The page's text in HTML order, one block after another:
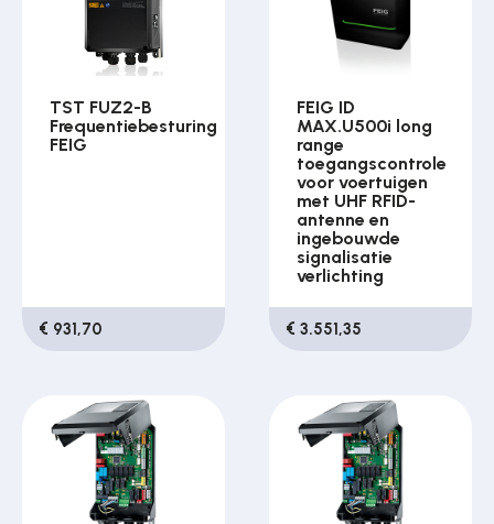
TST FUZ2-B
Frequentiebesturing
FEIG
€ 931,70
FEIG ID
MAX.U500i long
range
toegangscontrole
voor voertuigen
met UHF RFID-
antenne en
ingebouwde
signalisatie
verlichting
€ 3.551,35